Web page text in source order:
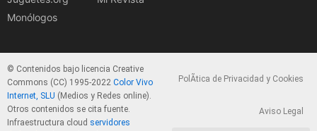
Monólogos
© Contenidos bajo licencia Creative
Commons (CC) 1995-2022 Color Vivo
Internet, SLU (Medios y Redes online).
Otros contenidos se cita fuente.
Infraestructura cloud servidores
PolÃ­tica de Privacidad y Cookies
Aviso Legal